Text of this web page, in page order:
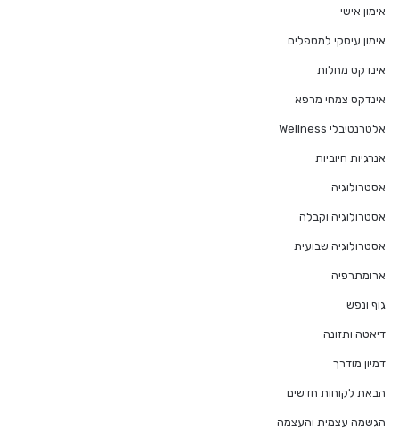
אימון אישי
אימון עיסקי למטפלים
אינדקס מחלות
אינדקס צמחי מרפא
אלטרנטיבלי Wellness
אנרגיות חיוביות
אסטרולוגיה
אסטרולוגיה וקבלה
אסטרולוגיה שבועית
ארומתרפיה
גוף ונפש
דיאטה ותזונה
דמיון מודרך
הבאת לקוחות חדשים
הגשמה עצמית והעצמה